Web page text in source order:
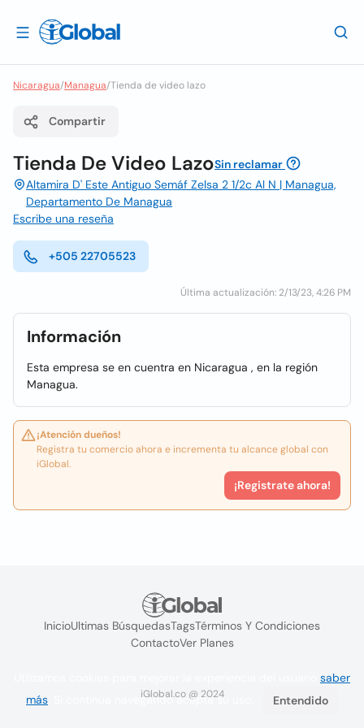
Nicaragua/Managua/Tienda de video lazo
Compartir
Tienda De Video LazoSin reclamar
Altamira D' Este Antiguo Semáf Zelsa 2 1/2c Al N | Managua,
Departamento De Managua
Escribe una reseña
+505 22705523
Última actualización: 2/13/23, 4:26 PM
Información
Esta empresa se en cuentra en Nicaragua , en la región
Managua.
¡Atención dueños!
Registra tu comercio ahora e incrementa tu alcance global con
iGlobal.
¡Registrate ahora!
InicioUltimas BúsquedasTagsTérminos Y Condiciones
ContactoVer Planes
iGlobal.co @ 2024
saber
más . Si continúa navegando acepta su uso. Entendido